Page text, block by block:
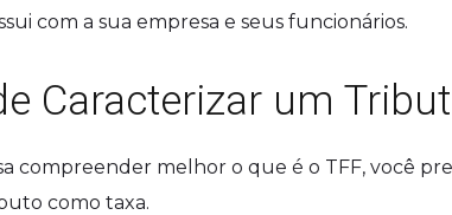
com a sua empresa e seus funcionários.
Caracterizar um
compreender melhor o que é o TFF, você
como taxa.